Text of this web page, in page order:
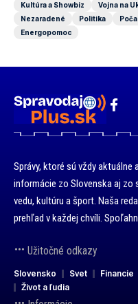
Kultúra a Showbiz
Vojna na
Nezaradené
Politika
Energopomoc
Správy, ktoré sú vždy aktuálne
informácie zo Slovenska aj zo
vedu, kultúru a šport. Naša
prehľad v každej chvíli.
Užitočné odkazy
Slovensko Svet Financie
Život a ľudia